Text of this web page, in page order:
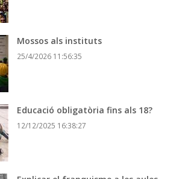
Mossos als instituts
25/4/2026 11:56:35
Educació obligatòria fins als 18?
12/12/2025 16:38:27